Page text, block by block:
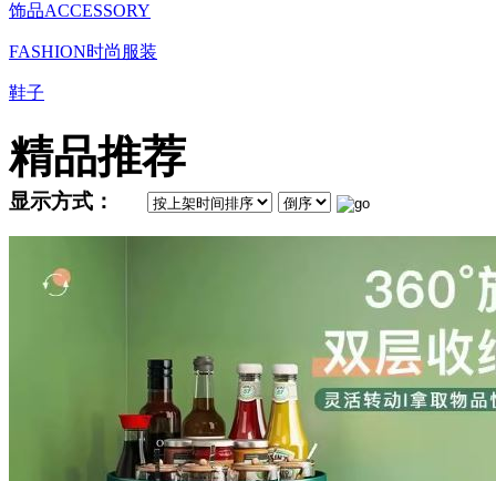
饰品ACCESSORY
FASHION时尚服装
鞋子
精品推荐
显示方式：